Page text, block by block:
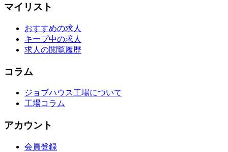
マイリスト
おすすめの求人
キープ中の求人
求人の閲覧履歴
コラム
ジョブハウス工場について
工場コラム
アカウント
会員登録